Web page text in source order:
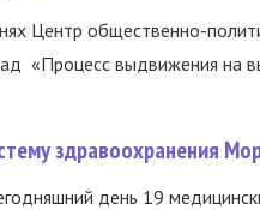
Центр общественно-
«Процесс выдвижения на
здравоохранения
день 19